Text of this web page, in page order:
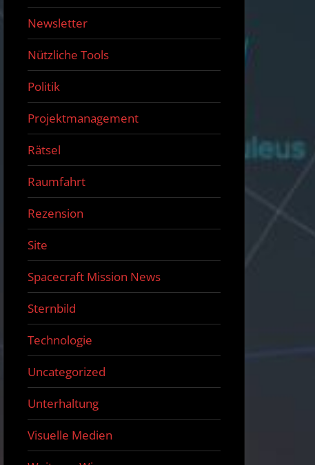
Newsletter
Nützliche Tools
Politik
Projektmanagement
Rätsel
Raumfahrt
Rezension
Site
Spacecraft Mission News
Sternbild
Technologie
Uncategorized
Unterhaltung
Visuelle Medien